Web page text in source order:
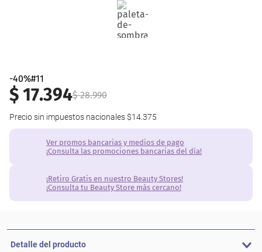
-40%#11
$17.394$ 28.990
Precio sin impuestos nacionales $14.375
Ver promos bancarias y medios de pago
¡Consulta las promociones bancarias del día!
¡Retiro Gratis en nuestro Beauty Stores!
¡Consulta tu Beauty Store más cercano!
Detalle del producto